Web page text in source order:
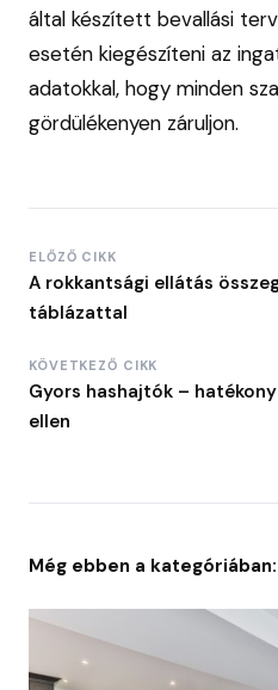
által készített bevallási
esetén kiegészíteni az
adatokkal, hogy minden
gördülékenyen záruljon.
ELŐZŐ CIKK
A rokkantsági ellátás
táblázattal
KÖVETKEZŐ CIKK
Gyors hashajtók –
ellen
Még ebben a